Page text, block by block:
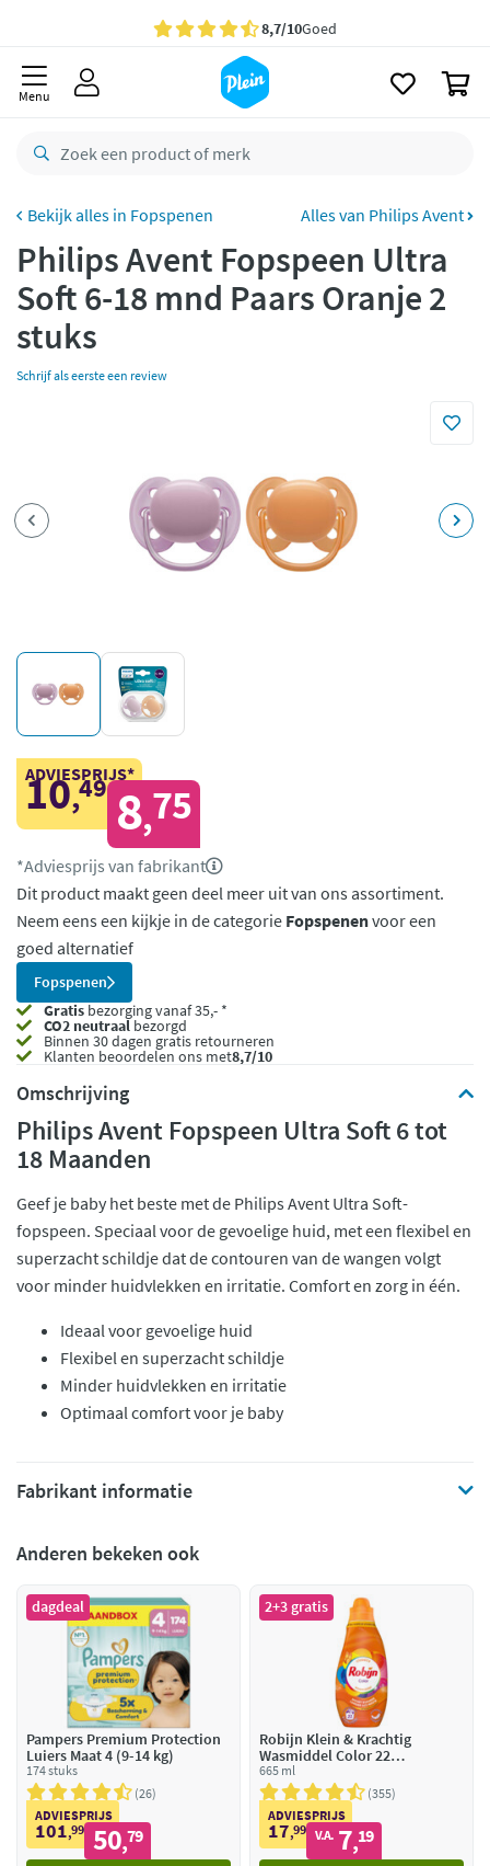
Gratisbezorging vanaf 35,- *
Bestelling uiterlijkwoensdag
Gratisretourneren
Betaal met Klarna
Menu
Fopspenen Alles van Philips Avent
Philips Avent Fopspeen Ultra
Soft 6-18 mnd Paars Oranje 2
stuks
Schrijf als eerste een review
ADVIESPRIJS*
10,49 8,75
*Adviesprijs van fabrikant
Dit product maakt geen deel meer uit van ons assortiment.
Neem eens een kijkje in de categorie Fopspenenvoor een
goed alternatief
Fopspenen
Gratis bezorging vanaf 35,- *
CO2 neutraalbezorgd
Binnen 30 dagen gratis retourneren
Klanten beoordelen ons met8,7/10
Omschrijving
Philips Avent Fopspeen Ultra Soft 6 tot
18 Maanden
Geef je baby het beste met de Philips Avent Ultra Soft-
fopspeen. Speciaal voor de gevoelige huid, met een flexibel en
superzacht schildje dat de contouren van de wangen volgt
voor minder huidvlekken en irritatie. Comfort en zorg in één.
Ideaal voor gevoelige huid
Flexibel en superzacht schildje
Minder huidvlekken en irritatie
Optimaal comfort voor je baby
Fabrikant informatie
Anderen bekeken ook
dagdeal
Pampers Premium Protection
Luiers Maat 4 (9-14 kg)
174 stuks
26
ADVIESPRIJS
101,99 50,79
2+3 gratis
Robijn Klein & Krachtig
Wasmiddel Color 22
Wasbeurten
665 ml
355
ADVIESPRIJS
17,99 V.A. 7,19